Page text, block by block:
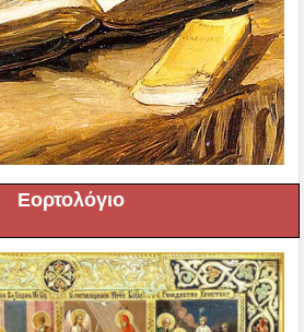
Εορτολόγιο